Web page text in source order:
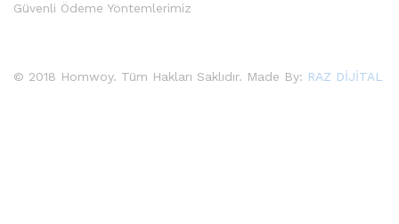
© 2018 Homwoy. Tüm Hakları Saklıdır. Made By: RAZ DİJİTAL
Güvenli Ödeme Yöntemlerimiz